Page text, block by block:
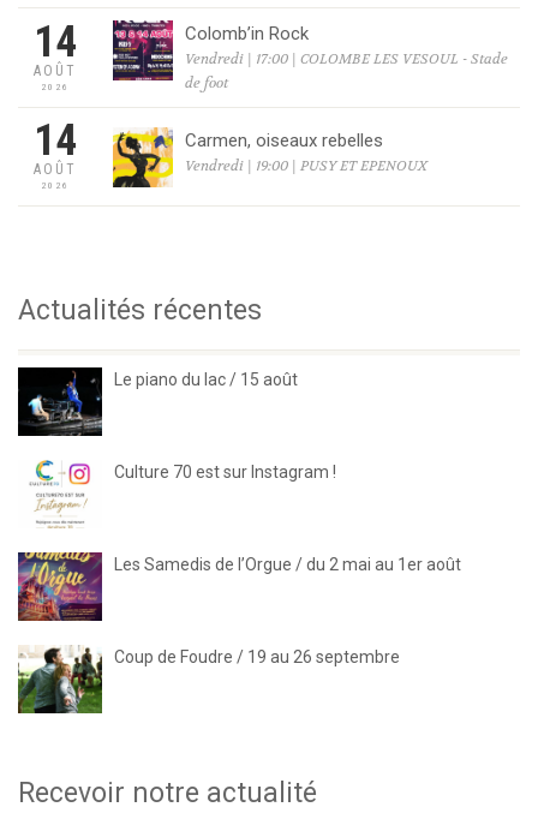
14
AOÛT
2026
Colomb’in Rock
Vendredi | 17:00 | COLOMBE LES VESOUL - Stade
de foot
14
AOÛT
2026
Carmen, oiseaux rebelles
Vendredi | 19:00 | PUSY ET EPENOUX
Actualités récentes
Le piano du lac / 15 août
Culture 70 est sur Instagram !
Les Samedis de l’Orgue / du 2 mai au 1er août
Coup de Foudre / 19 au 26 septembre
Recevoir notre actualité